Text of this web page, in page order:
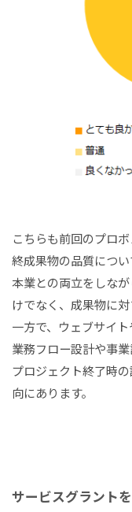
こちらも前回のプロ
終成果物の品質につい
本業との両立をしな
けでなく、成果物に
一方で、ウェブサイ
業務フロー設計や事
プロジェクト終了時
向にあります。
サービスグラント